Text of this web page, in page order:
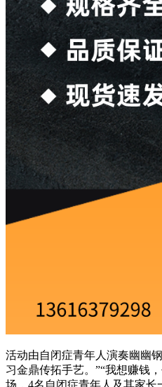
活动由自闭症青年人演奏幽幽
习金鼎传拓手艺。”“我想赚钱
场，4名自闭症青年人及其家